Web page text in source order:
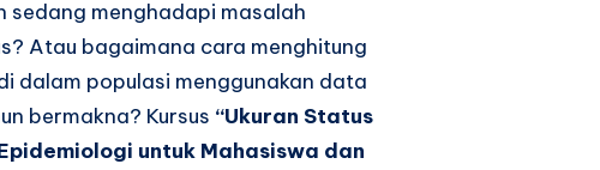
sedang menghadapi masalah
Atau bagaimana cara menghitung
dalam populasi menggunakan data
bermakna? Kursus “Ukuran Status
untuk Mahasiswa dan